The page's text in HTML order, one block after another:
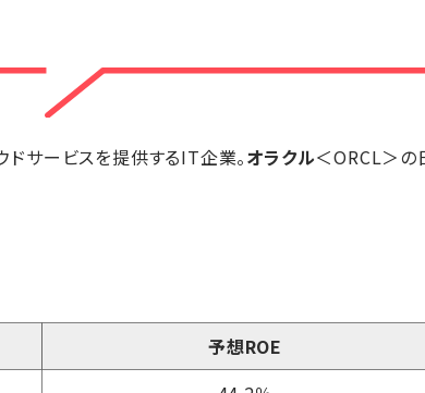
ドサービスを提供するIT企業。オラクル＜ORCL＞の
予想ROE